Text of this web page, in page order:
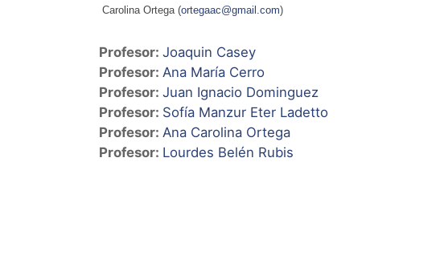
Carolina Ortega (ortegaac@gmail.com)
Profesor: Joaquin Casey
Profesor: Ana María Cerro
Profesor: Juan Ignacio Dominguez
Profesor: Sofía Manzur Eter Ladetto
Profesor: Ana Carolina Ortega
Profesor: Lourdes Belén Rubis